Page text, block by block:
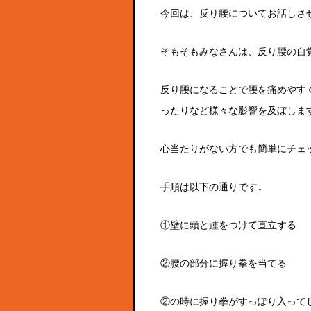
今回は、反り腰についてお話しさ
そもそもみなさんは、反り腰の自
反り腰になることで腰を痛めや
ったりなど様々な影響を及ぼしま
心当たりがない方でも簡単にチ
手順は以下の通りです↓
①壁に頭と踵をつけて直立する
②腰の部分に握り拳を当てる
②の時に握り拳がすっぽり入って